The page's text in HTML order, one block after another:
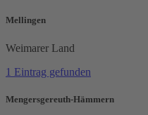
Mellingen
Weimarer Land
1 Eintrag gefunden
Mengersgereuth-Hämmern